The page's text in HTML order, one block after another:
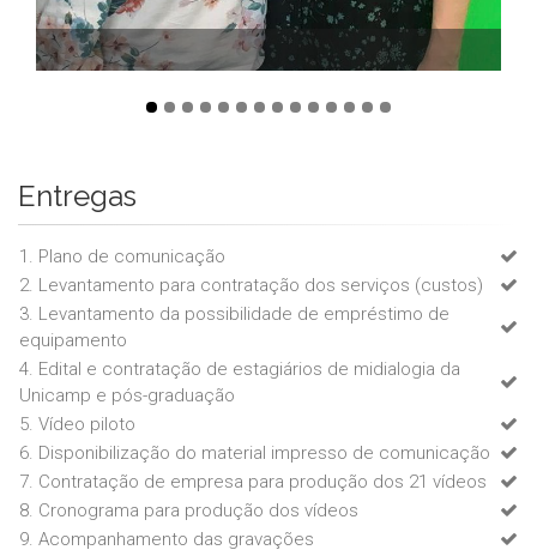
Entregas
1. Plano de comunicação
2. Levantamento para contratação dos serviços (custos)
3. Levantamento da possibilidade de empréstimo de
equipamento
4. Edital e contratação de estagiários de midialogia da
Unicamp e pós-graduação
5. Vídeo piloto
6. Disponibilização do material impresso de comunicação
7. Contratação de empresa para produção dos 21 vídeos
8. Cronograma para produção dos vídeos
9. Acompanhamento das gravações